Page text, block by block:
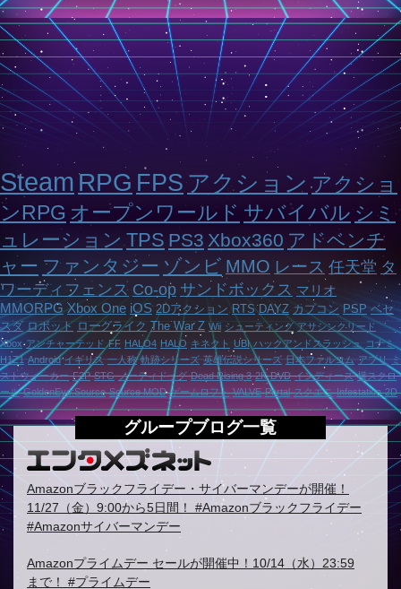
SteamRPG FPS アクション アクショ
ンRPG オープンワールド サバイバル シミ
ュレーション TPS PS3 Xbox360 アドベンチ
ャー ファンタジー ゾンビ MMO レース 任天堂 タ
ワーディフェンス Co-op サンドボックス マリオ
MMORPG Xbox One iOS 2Dアクション RTS DAYZ カプコン PSP ベセ
スダ ロボット ローグライク The War Z Wii シューティング アサシンクリード
Xbox アンチャーテッド FF HALO4 HALO キネクト UBI ハックアンドスラッシュ
コナミ
H1Z1 Android イギリス 一人称 軌跡シリーズ 英雄伝説シリーズ 日本ファルコム アプリ ミ
ストウォーカー F2P STG ノーティドッグ Dead Rising 3 2K DVD インディーズ 横スクロ
ール GoldenEye:Source Source MOD ゲームロフト VALVE Portal スクエニ Infestation 2D
グループブログ一覧
Amazonブラックフライデー・サイバーマンデーが開催！
11/27（金）9:00から5日間！ #Amazonブラックフライデー
#Amazonサイバーマンデー
Amazonプライムデー セールが開催中！10/14（水）23:59
まで！ #プライムデー